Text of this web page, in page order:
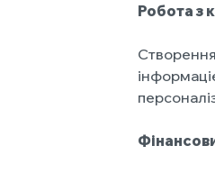
Робота з